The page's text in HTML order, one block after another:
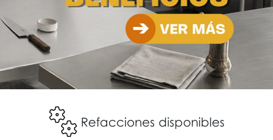
Refacciones disponibles